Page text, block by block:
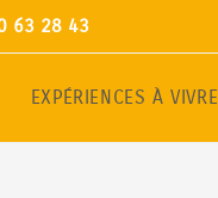
63 28 43
EXPÉRIENCES À VIVRE